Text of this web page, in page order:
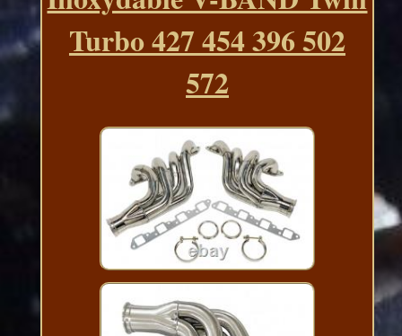
Turbo 427 454 396 502
572